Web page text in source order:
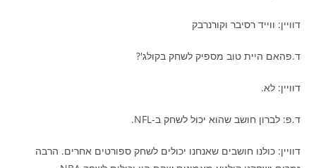
דוויין: ווייד רסיבר וקורנרבק
ד.פהאם היית טוב מספיק לשחק בקולג'?
דוויין: לא.
ד.פ: לברון חושב שהוא יכול לשחק ב-NFL.
דוויין: כולנו חושבים שאנחנו יכולים לשחק ספורטים אחרים. הרבה